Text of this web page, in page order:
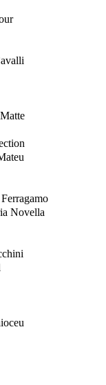
Novella